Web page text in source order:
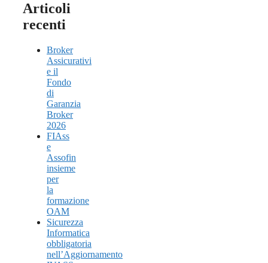
Articoli
recenti
Broker
Assicurativi
e il
Fondo
di
Garanzia
Broker
2026
FIAss
e
Assofin
insieme
per
la
formazione
OAM
Sicurezza
Informatica
obbligatoria
nell’Aggiornamento